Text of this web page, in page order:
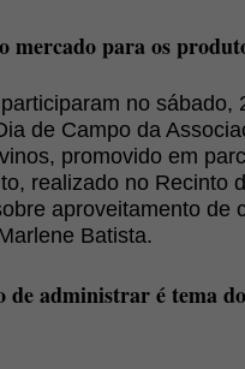
mercado para os
no sábado,
de Campo da
promovido em
realizado no Recinto
aproveitamento de
Batista.
de administrar é tema